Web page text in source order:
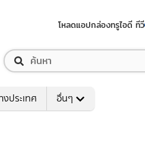
โหลดแอปกล่องทรูไอดี ทีวี
งประเทศ อื่นๆ